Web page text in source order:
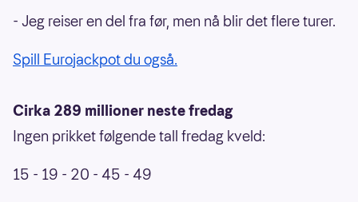
- Jeg reiser en del fra før, men nå blir det flere turer.
Spill Eurojackpot du også.
Cirka 289 millioner neste fredag
Ingen prikket følgende tall fredag kveld:
15 - 19 - 20 - 45 - 49